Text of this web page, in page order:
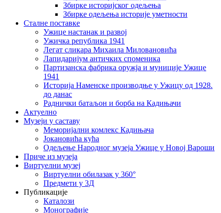
Збирке историјског одељења
Збирке одељења историје уметности
Сталне поставке
Ужице настанак и развој
Ужичка република 1941
Легат сликара Михаила Миловановића
Лапидаријум античких споменика
Партизанска фабрика оружја и муниције Ужице
1941
Историја Наменске производње у Ужицу од 1928.
до данас
Раднички батаљон и борба на Кадињачи
Актуелно
Музеји у саставу
Меморијални комлекс Кадињача
Јокановића кућа
Oдељење Народног музеја Ужице у Новој Вароши
Приче из музеја
Виртуелни музеј
Виртуелни обилазак у 360°
Предмети у 3Д
Публикације
Каталози
Монографије